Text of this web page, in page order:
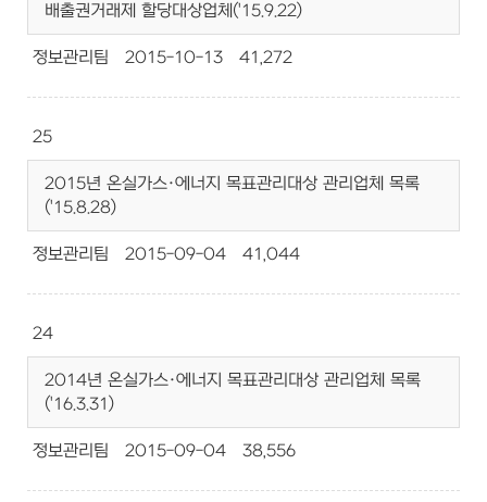
배출권거래제 할당대상업체('15.9.22)
정보관리팀 2015-10-13 41,272
25
2015년 온실가스·에너지 목표관리대상 관리업체 목록
('15.8.28)
정보관리팀 2015-09-04 41,044
24
2014년 온실가스·에너지 목표관리대상 관리업체 목록
('16.3.31)
정보관리팀 2015-09-04 38,556